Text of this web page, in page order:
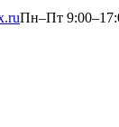
Пн–Пт